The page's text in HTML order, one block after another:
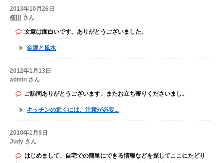
2013年10月26日
櫛田 さん
文章は面白いです。ありがとうございました。
金運と風水
2012年1月13日
admin さん
ご訪問ありがとうございます。またお立ち寄りくださいまし。
キッチンの近くには、注意が必要...
2010年1月9日
Judy さん
はじめまして。自宅での簡単にできる情報などを探してここにたどり